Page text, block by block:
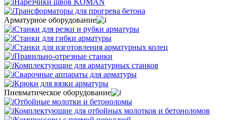
Нарезчики швов KOMAN
Трансформаторы для прогрева бетона
Арматурное оборудование
Станки для резки и рубки арматуры
Станки для гибки арматуры
Станки для изготовления арматурных колец
Правильно-отрезные станки
Комплектующие для арматурных станков
Сварочные аппараты для арматуры
Крюки для вязки арматуры
Пневматическое оборудование
Отбойные молотки и бетоноломы
Комплектующие для отбойных молотков и бетоноломов